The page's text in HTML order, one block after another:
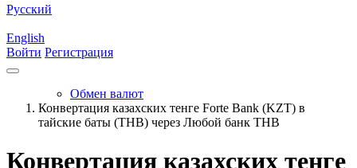
Русский
English
Войти Регистрация
Обмен валют
Конвертация казахских тенге Forte Bank (KZT) в
тайские баты (THB) через Любой банк THB
Конвертация казахских тенге